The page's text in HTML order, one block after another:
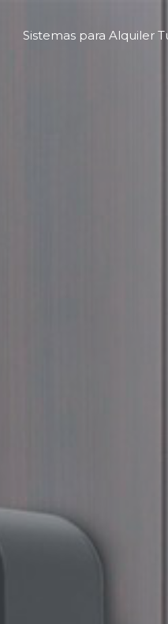
Sistemas para Alquiler